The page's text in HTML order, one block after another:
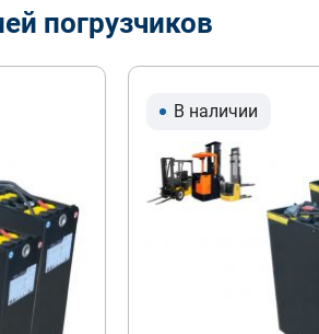
погрузчиков
В наличии